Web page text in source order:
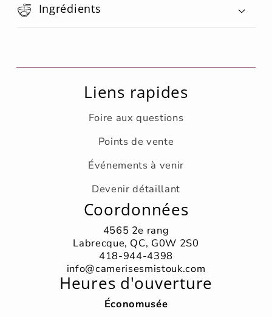
Ingrédients
Coordonnées
4565 2e rang
Labrecque, QC, G0W 2S0
418-944-4398
info@camerisesmistouk.com
Heures d'ouverture
Économusée
Liens rapides
Foire aux questions
Points de vente
Événements à venir
Devenir détaillant